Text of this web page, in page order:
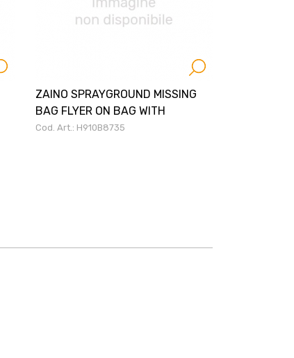
ZAINO SPRAYGROUND MISSING
BAG FLYER ON BAG WITH
Cod. Art.: H910B8735